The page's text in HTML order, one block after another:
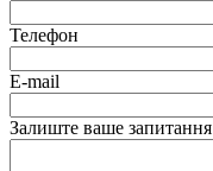
Телефон
E-mail
Залиште ваше запитання